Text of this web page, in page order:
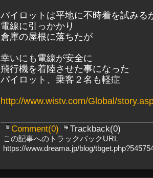
パイロットは平地に不時着を試みる
電線に引っかかり
倉庫の屋根に落ちたが
幸いにも電線が安全に
飛行機を着陸させた事になった
パイロット、乗客２名も軽症
http://www.wistv.com/Global/
Comment(0) Trackback(0)
この記事へのトラックバックURL
https://www.dreama.jp/blog/